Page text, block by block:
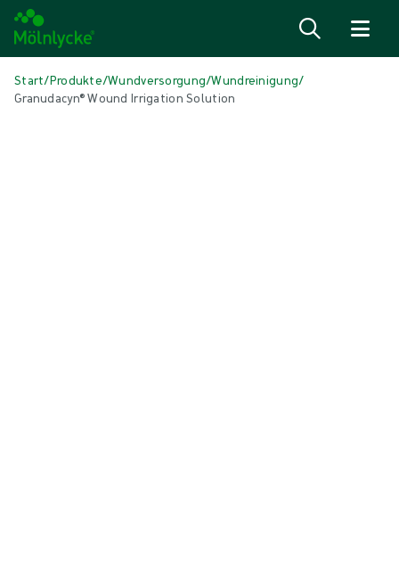
Start/Produkte/Wundversorgung/Wundreinigung/
Granudacyn® Wound Irrigation Solution